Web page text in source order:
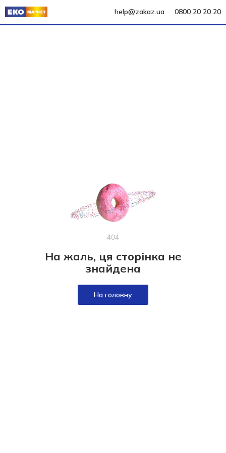
help@zakaz.ua 0800 20 20 20
404
На жаль, ця сторінка не
знайдена
На головну